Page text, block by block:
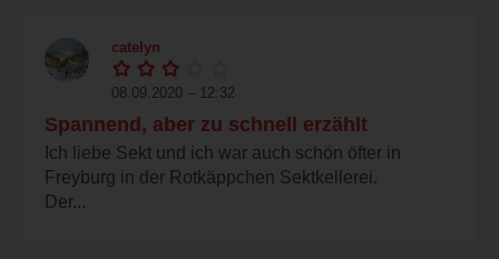
catelyn
08.09.2020 – 12:32
Spannend, aber zu schnell erzählt
Ich liebe Sekt und ich war auch schön öfter in
Freyburg in der Rotkäppchen Sektkellerei.
Der...